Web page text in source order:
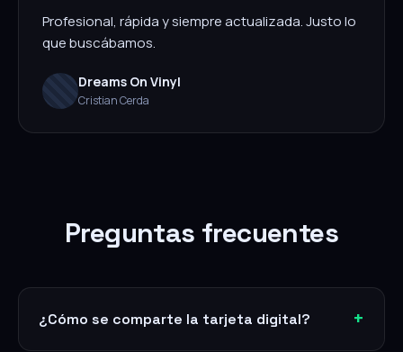
Profesional, rápida y siempre actualizada. Justo lo
que buscábamos.
Dreams On Vinyl
Cristian Cerda
Preguntas frecuentes
¿Cómo se comparte la tarjeta digital?